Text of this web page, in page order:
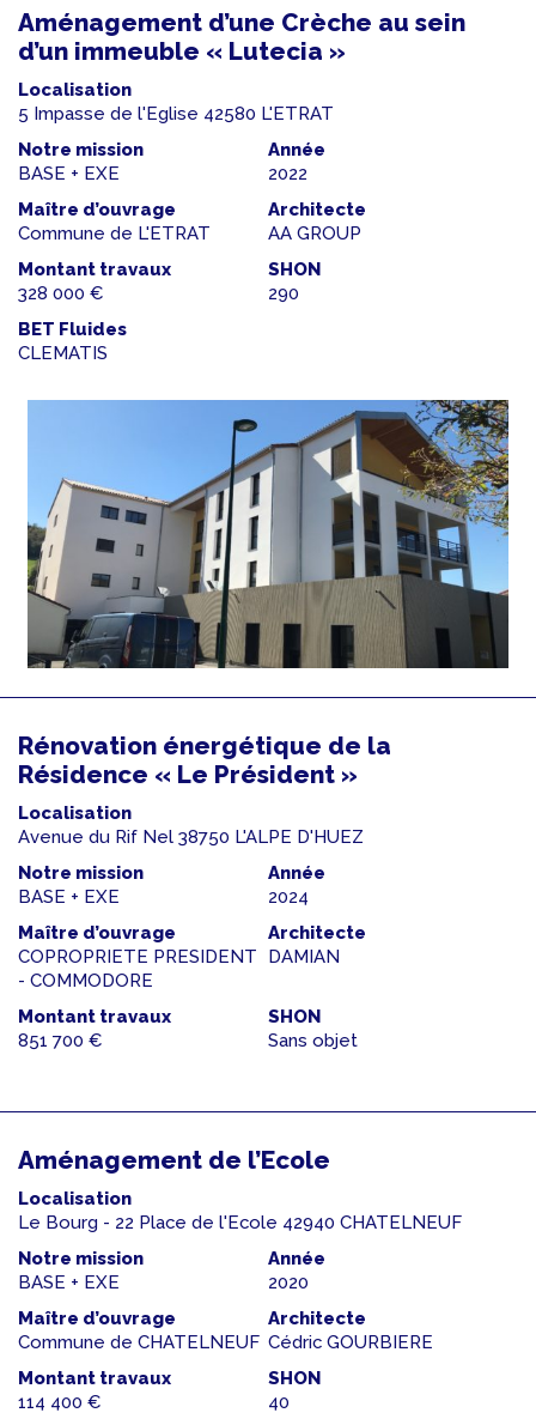
Aménagement d’une Crèche au sein
d’un immeuble « Lutecia »
Localisation
5 Impasse de l'Eglise 42580 L'ETRAT
Notre mission
BASE + EXE
Année
2022
Maître d’ouvrage
Commune de L'ETRAT
Architecte
AA GROUP
Montant travaux
328 000 €
SHON
290
BET Fluides
CLEMATIS
Rénovation énergétique de la
Résidence « Le Président »
Localisation
Avenue du Rif Nel 38750 L'ALPE D'HUEZ
Notre mission
BASE + EXE
Année
2024
Maître d’ouvrage
COPROPRIETE PRESIDENT
- COMMODORE
Architecte
DAMIAN
Montant travaux
851 700 €
SHON
Sans objet
Aménagement de l’Ecole
Localisation
Le Bourg - 22 Place de l'Ecole 42940 CHATELNEUF
Notre mission
BASE + EXE
Année
2020
Maître d’ouvrage
Commune de CHATELNEUF
Architecte
Cédric GOURBIERE
Montant travaux
114 400 €
SHON
40